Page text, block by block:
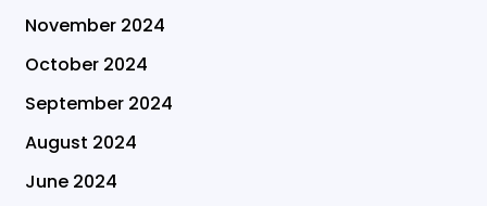
November 2024
October 2024
September 2024
August 2024
June 2024